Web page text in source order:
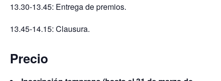
13.30-13.45: Entrega de premios.
13.45-14.15: Clausura.
Precio